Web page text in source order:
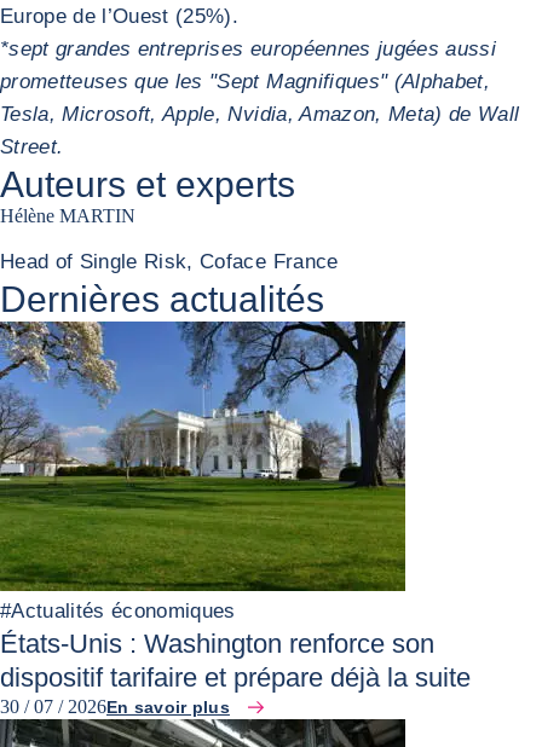
Europe de l’Ouest (25%).
*sept grandes entreprises européennes jugées aussi
prometteuses que les "Sept Magnifiques" (Alphabet,
Tesla, Microsoft, Apple, Nvidia, Amazon, Meta) de Wall
Street.
Auteurs et experts
Hélène MARTIN
Head of Single Risk, Coface France
Dernières actualités
#Actualités économiques
États-Unis : Washington renforce son
dispositif tarifaire et prépare déjà la suite
30 / 07 / 2026En savoir plus